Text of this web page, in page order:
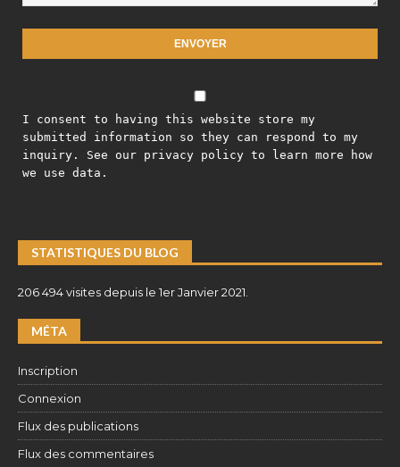
I consent to having this website store my
submitted information so they can respond to my
inquiry. See our privacy policy to learn more how
we use data.
STATISTIQUES DU BLOG
206 494 visites depuis le 1er Janvier 2021.
MÉTA
Inscription
Connexion
Flux des publications
Flux des commentaires